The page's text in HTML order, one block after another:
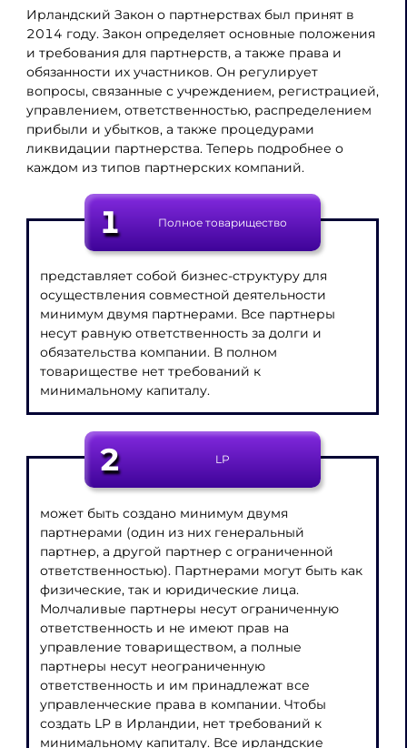
Ирландский Закон о партнерствах был принят в
2014 году. Закон определяет основные положения
и требования для партнерств, а также права и
обязанности их участников. Он регулирует
вопросы, связанные с учреждением, регистрацией,
управлением, ответственностью, распределением
прибыли и убытков, а также процедурами
ликвидации партнерства. Теперь подробнее о
каждом из типов партнерских компаний.
1 Полное товарищество
представляет собой бизнес-структуру для
осуществления совместной деятельности
минимум двумя партнерами. Все партнеры
несут равную ответственность за долги и
обязательства компании. В полном
товариществе нет требований к
минимальному капиталу.
2 LP
может быть создано минимум двумя
партнерами (один из них генеральный
партнер, а другой партнер с ограниченной
ответственностью). Партнерами могут быть как
физические, так и юридические лица.
Молчаливые партнеры несут ограниченную
ответственность и не имеют прав на
управление товариществом, а полные
партнеры несут неограниченную
ответственность и им принадлежат все
управленческие права в компании. Чтобы
создать LP в Ирландии, нет требований к
минимальному капиталу. Все ирландские